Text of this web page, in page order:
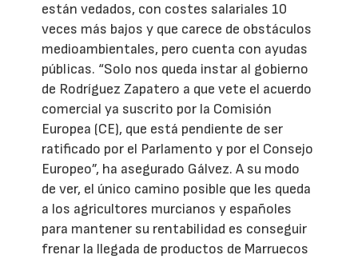
están vedados, con costes salariales 10
veces más bajos y que carece de obstáculos
medioambientales, pero cuenta con ayudas
públicas. “Solo nos queda instar al gobierno
de Rodríguez Zapatero a que vete el acuerdo
comercial ya suscrito por la Comisión
Europea (CE), que está pendiente de ser
ratificado por el Parlamento y por el Consejo
Europeo”, ha asegurado Gálvez. A su modo
de ver, el único camino posible que les queda
a los agricultores murcianos y españoles
para mantener su rentabilidad es conseguir
frenar la llegada de productos de Marruecos